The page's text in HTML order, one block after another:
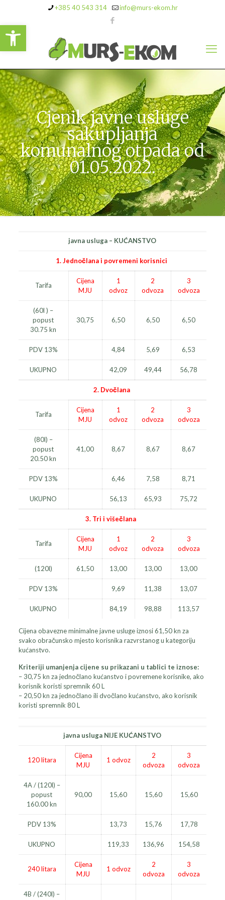
Open toolbar
+385 40 543 314 info@murs-ekom.hr
Cjenik javne usluge
sakupljanja
komunalnog otpada od
01.05.2022.
javna usluga – KUĆANSTVO
1. Jednočlana i povremeni korisnici
Tarifa
Cijena
MJU
1
odvoz
2
odvoza
3
odvoza
(60l ) –
popust
30.75 kn
30,75 6,50 6,50 6,50
PDV 13% 4,84 5,69 6,53
UKUPNO 42,09 49,44 56,78
2. Dvočlana
Tarifa
Cijena
MJU
1
odvoz
2
odvoza
3
odvoza
(80l) –
popust
20.50 kn
41,00 8,67 8,67 8,67
PDV 13% 6,46 7,58 8,71
UKUPNO 56,13 65,93 75,72
3. Tri i višečlana
Tarifa
Cijena
MJU
1
odvoz
2
odvoza
3
odvoza
(120l) 61,50 13,00 13,00 13,00
PDV 13% 9,69 11,38 13,07
UKUPNO 84,19 98,88 113,57
Cijena obavezne minimalne javne usluge iznosi 61,50 kn za
svako obračunsko mjesto korisnika razvrstanog u kategoriju
kućanstvo.
Kriteriji umanjenja cijene su prikazani u tablici te iznose:
– 30,75 kn za jednočlano kućanstvo i povremene korisnike, ako
korisnik koristi spremnik 60 L
– 20,50 kn za jednočlano ili dvočlano kućanstvo, ako korisnik
koristi spremnik 80 L
javna usluga NIJE KUĆANSTVO
120 litara
Cijena
MJU
1 odvoz
2
odvoza
3
odvoza
4A / (120l) –
popust
160.00 kn
90,00 15,60 15,60 15,60
PDV 13% 13,73 15,76 17,78
UKUPNO 119,33 136,96 154,58
240 litara
Cijena
MJU
1 odvoz
2
odvoza
3
odvoza
4B / (240l) –